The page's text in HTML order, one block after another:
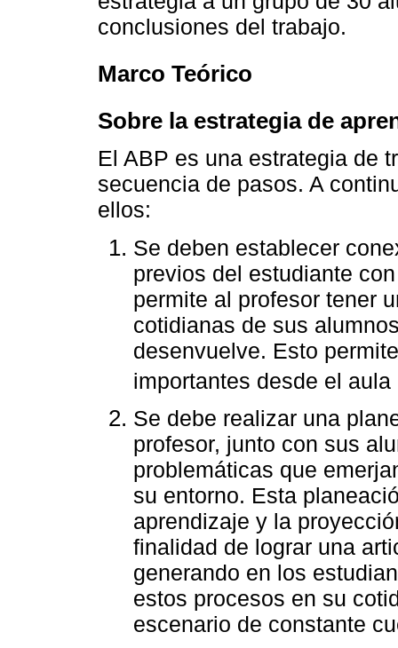
conclusiones del trabajo.
Marco Teórico
Sobre la estrategia de
El ABP es una estrategia de
secuencia de pasos. A
ellos:
Se deben establecer
previos del estudiante
permite al profesor tener
cotidianas de sus
desenvuelve. Esto
importantes desde el aula
Se debe realizar una
profesor, junto con sus
problemáticas que
su entorno. Esta
aprendizaje y la
finalidad de lograr una
generando en los
estos procesos en su
escenario de constante